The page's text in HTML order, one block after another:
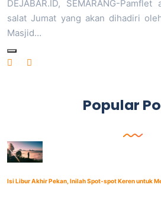
DEJABAR.ID, SEMARANG-
salat Jumat yang akan dihadiri
Masjid…
Popular
Isi Libur Akhir Pekan, Inilah Spot-spot Keren untuk